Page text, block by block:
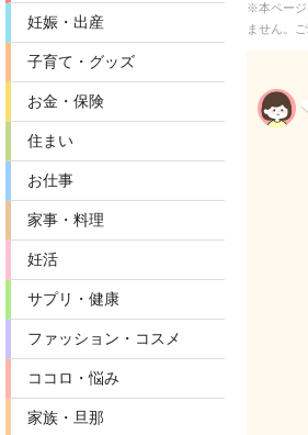
妊娠・出産
子育て・グッズ
お金・保険
住まい
お仕事
家事・料理
妊活
サプリ・健康
ファッション・コスメ
ココロ・悩み
家族・旦那
※本ページ
ません。